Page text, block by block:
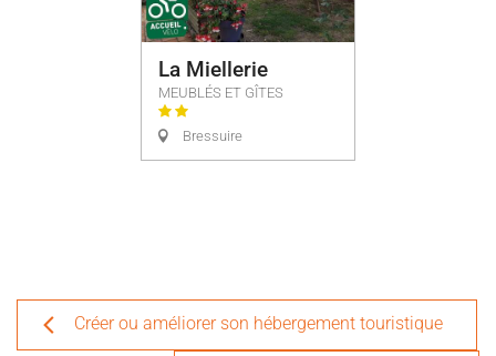
La Miellerie
MEUBLÉS ET GÎTES
Bressuire
Créer ou améliorer son hébergement touristique